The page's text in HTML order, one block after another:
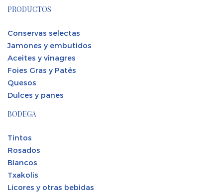
PRODUCTOS
Conservas selectas
Jamones y embutidos
Aceites y vinagres
Foies Gras y Patés
Quesos
Dulces y panes
BODEGA
Tintos
Rosados
Blancos
Txakolis
Licores y otras bebidas